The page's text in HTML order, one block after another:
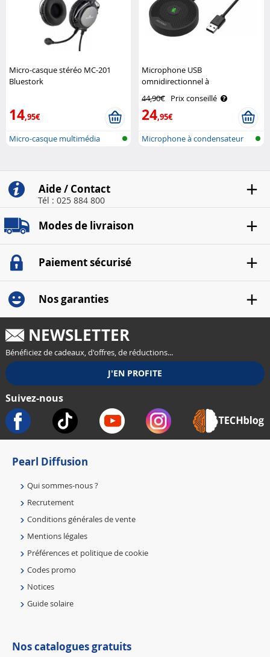
Micro-casque stéréo MC-201
Bluestork
14,95€
Micro-casque multimédia
Microphone USB
omnidirectionnel à
condensateur Auvisio
44,90€ Prix conseillé
24,95€
Microphone à condensateur
Aide / Contact
Tél : 025 884 800
Modes de livraison
Paiement sécurisé
Nos garanties
NEWSLETTER
Bénéficiez de cadeaux, d'offres, de réductions...
Suivez-nous
Pearl Diffusion
Qui sommes-nous ?
Recrutement
Conditions générales de vente
Mentions légales
Préférences et politique de cookie
Codes promo
Notices
Guide solaire
Nos catalogues gratuits